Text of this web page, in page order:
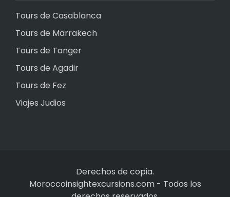
Tours de Casablanca
Tours de Marrakech
Tours de Tanger
Tours de Agadir
Tours de Fez
Viajes Judios
Derechos de copia.
Moroccoinsightexcursions.com- Todos los